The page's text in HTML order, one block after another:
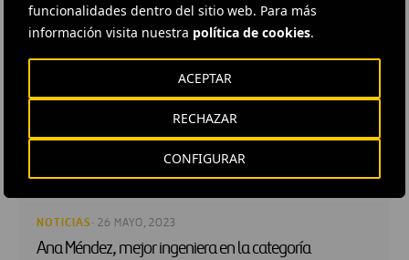
funcionalidades dentro del sitio web. Para más
información visita nuestra política de cookies.
CONFIGURAR
RECHAZAR
ACEPTAR
NOTICIAS · 26 MAYO, 2023
Ana Méndez, mejor ingeniera en la categoría